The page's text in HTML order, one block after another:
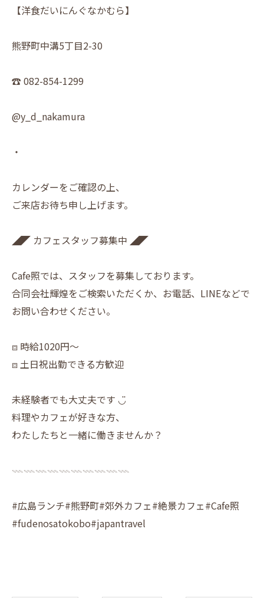
【洋食だいにんぐなかむら】
熊野町中溝5丁目2-30
☎︎ 082-854-1299
@y_d_nakamura
・
カレンダーをご確認の上、
ご来店お待ち申し上げます。
◢◤ カフェスタッフ募集中 ◢◤
Cafe照では、スタッフを募集しております。
合同会社輝煌をご検索いただくか、お電話、LINEなどで
お問い合わせください。
⧈ 時給1020円〜
⧈ 土日祝出勤できる方歓迎
未経験者でも大丈夫です ◡̈
料理やカフェが好きな方、
わたしたちと一緒に働きませんか？
𓇠𓇠𓇠𓇠𓇠𓇠𓇠𓇠𓇠𓇠
#広島ランチ#熊野町#郊外カフェ#絶景カフェ#Cafe照
#fudenosatokobo#japantravel